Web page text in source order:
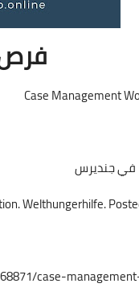
Welthungerhilfe.
case-